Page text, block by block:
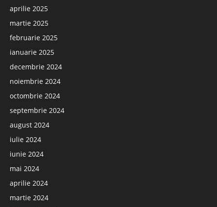
aprilie 2025
martie 2025
februarie 2025
ianuarie 2025
decembrie 2024
noiembrie 2024
octombrie 2024
septembrie 2024
august 2024
iulie 2024
iunie 2024
mai 2024
aprilie 2024
martie 2024